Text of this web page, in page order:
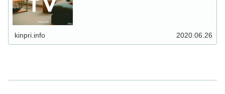
kinpri.info 2020.06.26